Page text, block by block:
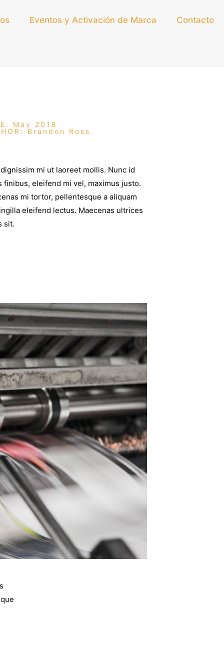
Eventos y Activación de Marca Contacto
May 2018
Brandon Ross
mi ut laoreet mollis. Nunc id
finibus, eleifend mi vel, maximus justo.
mi tortor, pellentesque a aliquam
eleifend lectus. Maecenas ultrices
sit.